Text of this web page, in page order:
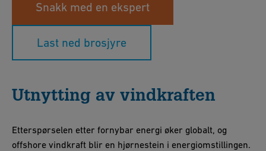
Snakk med en ekspert
Last ned brosjyre
Utnytting av vindkraften
Etterspørselen etter fornybar energi øker globalt, og
offshore vindkraft blir en hjørnestein i energiomstillingen.